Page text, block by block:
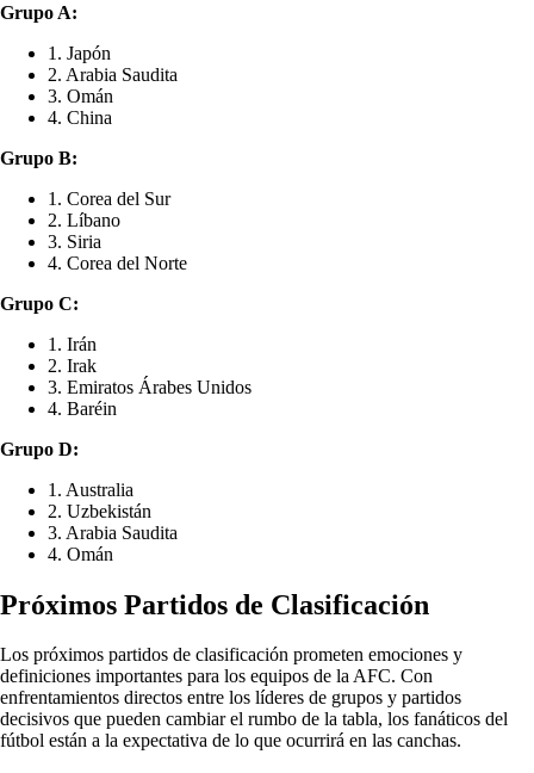
Grupo A:
1. Japón
2. Arabia Saudita
3. Omán
4. China
Grupo B:
1. Corea del Sur
2. Líbano
3. Siria
4. Corea del Norte
Grupo C:
1. Irán
2. Irak
3. Emiratos Árabes Unidos
4. Baréin
Grupo D:
1. Australia
2. Uzbekistán
3. Arabia Saudita
4. Omán
Próximos Partidos de Clasificación
Los próximos partidos de clasificación prometen emociones y
definiciones importantes para los equipos de la AFC. Con
enfrentamientos directos entre los líderes de grupos y partidos
decisivos que pueden cambiar el rumbo de la tabla, los fanáticos del
fútbol están a la expectativa de lo que ocurrirá en las canchas.